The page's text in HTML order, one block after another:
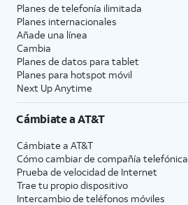
Planes de telefonía ilimitada
Planes internacionales
Añade una línea
Cambia
Planes de datos para tablet
Planes para hotspot móvil
Next Up Anytime
Cámbiate aAT&T
Cámbiate a AT&T
Cómo cambiar de compañía telefónica
Prueba de velocidad de Internet
Trae tu propio dispositivo
Intercambio de teléfonos móviles